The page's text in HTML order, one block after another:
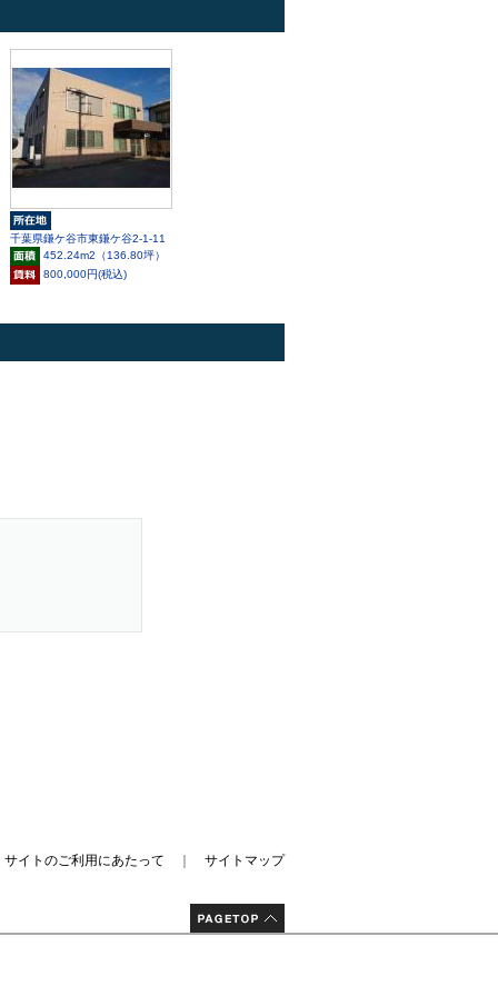
千葉県鎌ケ谷市東鎌ケ谷2-1-11
452.24m2 （136.80坪）
800,000円(税込)
サイトのご利用にあたって サイトマップ